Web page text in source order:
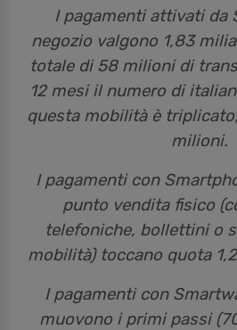
I pagamenti attivati da
negozio valgono 1,83
totale di 58 milioni di
12 mesi il numero di
questa mobilità è
milioni.
I pagamenti con
punto vendita fisico
telefoniche, bollettini o
mobilità) toccano quota
I pagamenti con
muovono i primi passi